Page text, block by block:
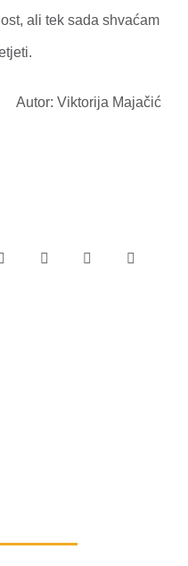
ali tek sada shvaćam
Autor: Viktorija Majačić